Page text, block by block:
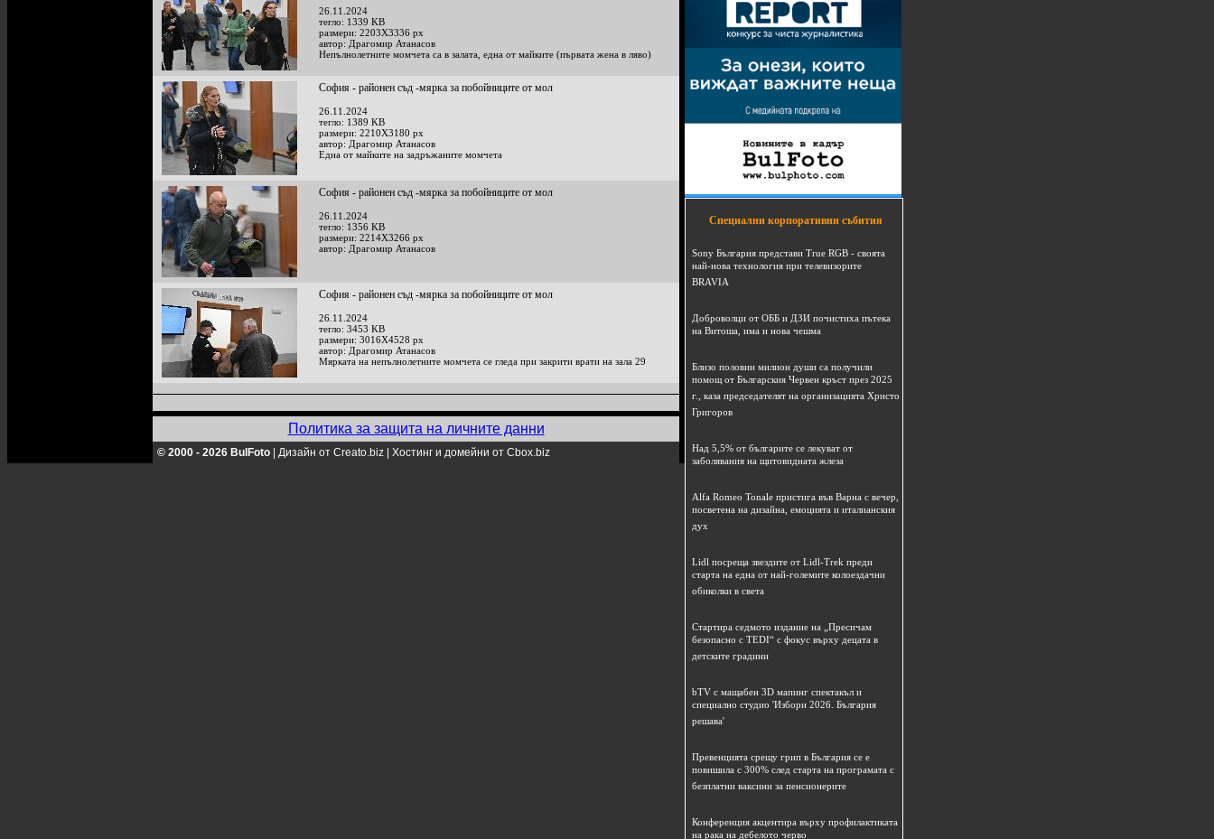
26.11.2024
тегло: 1339 KB
размери: 2203X3336 px
автор: Драгомир Атанасов
Непълнолетните момчета са в залата, една от майките (първата жена в ляво)
София - районен съд -мярка за побойниците от мол
26.11.2024
тегло: 1389 KB
размери: 2210X3180 px
автор: Драгомир Атанасов
Една от майките на задръжаните момчета
София - районен съд -мярка за побойниците от мол
26.11.2024
тегло: 1356 KB
размери: 2214X3266 px
автор: Драгомир Атанасов
София - районен съд -мярка за побойниците от мол
26.11.2024
тегло: 3453 KB
размери: 3016X4528 px
автор: Драгомир Атанасов
Мярката на непълнолетните момчета се гледа при закрити врати на зала 29
Политика за защита на личните данни
© 2000 - 2026 BulFoto Дизайн от Creato.biz Хостинг и домейни от Cbox.biz
Специални корпоративни събития
Sony България представи True RGB - своята
най-нова технология при телевизорите
BRAVIA
Доброволци от ОББ и ДЗИ почистиха пътека
на Витоша, има и нова чешма
Близо половин милион души са получили
помощ от Българския Червен кръст през 2025
г., каза председателят на организацията Христо
Григоров
Над 5,5% от българите се лекуват от
заболявания на щитовидната жлеза
Alfa Romeo Tonale пристига във Варна с вечер,
посветена на дизайна, емоцията и италианския
дух
Lidl посреща звездите от Lidl-Trek преди
старта на една от най-големите колоездачни
обиколки в света
Стартира седмото издание на „Пресичам
безопасно с TEDI“ с фокус върху децата в
детските градини
bTV с мащабен 3D мапинг спектакъл и
специално студио 'Избори 2026. България
решава'
Превенцията срещу грип в България се е
повишила с 300% след старта на програмата с
безплатни ваксини за пенсионерите
Конференция акцентира върху профилактиката